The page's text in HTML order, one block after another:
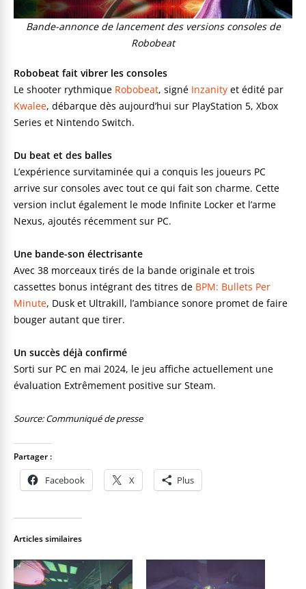
Bande-annonce de lancement des versions consoles de
Robobeat
Robobeat fait vibrer les consoles
Le shooter rythmique Robobeat, signé Inzanity et édité par
Kwalee, débarque dès aujourd’hui sur PlayStation 5, Xbox
Series et Nintendo Switch.
Du beat et des balles
L’expérience survitaminée qui a conquis les joueurs PC
arrive sur consoles avec tout ce qui fait son charme. Cette
version inclut également le mode Infinite Locker et l’arme
Nexus, ajoutés récemment sur PC.
Une bande-son électrisante
Avec 38 morceaux tirés de la bande originale et trois
cassettes bonus intégrant des titres de BPM: Bullets Per
Minute, Dusk et Ultrakill, l’ambiance sonore promet de faire
bouger autant que tirer.
Un succès déjà confirmé
Sorti sur PC en mai 2024, le jeu affiche actuellement une
évaluation Extrêmement positive sur Steam.
Source: Communiqué de presse
Partager :
Facebook X Plus
Articles similaires